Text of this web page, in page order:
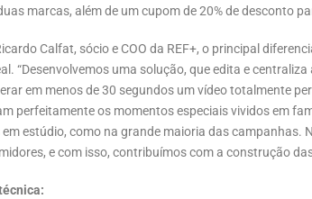
marcas, além de um cupom de 20% de desconto
Calfat, sócio e COO da REF+, o principal
“Desenvolvemos uma solução, que edita e
em menos de 30 segundos um vídeo totalmente
perfeitamente os momentos especiais vividos em
estúdio, como na grande maioria das campanhas.
e com isso, contribuímos com a construção